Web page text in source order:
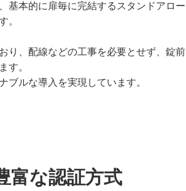
基本的に扉毎に完結するスタンドアロー
。
り、配線などの工事を必要とせず、錠前
す。
ブルな導入を実現しています。
富な認証方式